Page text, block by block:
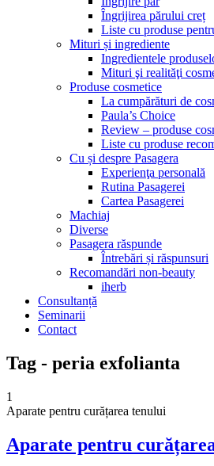
Îngrijirea părului creț
Liste cu produse
Mituri și ingrediente
Ingredientele
Mituri şi realităţi
Produse cosmetice
La cumpărături de
Paula’s Choice
Review – produse
Liste cu produse
Cu și despre Pasagera
Experienţa personală
Rutina Pasagerei
Cartea Pasagerei
Machiaj
Diverse
Pasagera răspunde
Întrebări și răspunsuri
Recomandări non-beauty
iherb
Consultanță
Seminarii
Contact
Tag - peria exfolianta
1
Aparate pentru curățarea tenului
Aparate pentru